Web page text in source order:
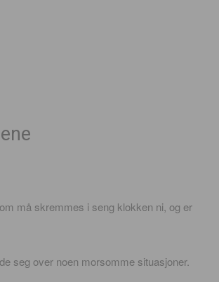
må skremmes i seng klokken ni, og er
seg over noen morsomme situasjoner.